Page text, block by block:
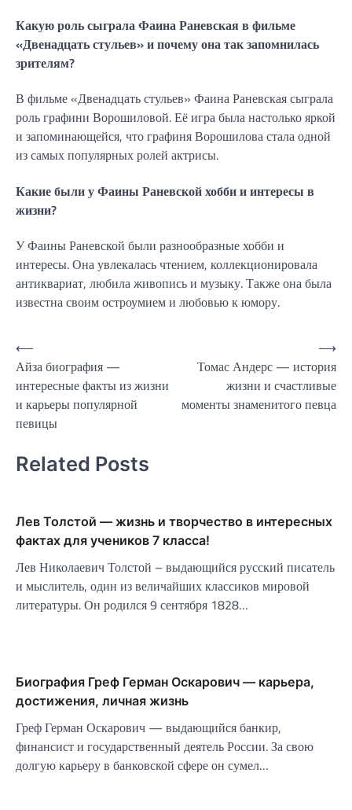
Какую роль сыграла Фаина Раневская в фильме
«Двенадцать стульев» и почему она так запомнилась
зрителям?
В фильме «Двенадцать стульев» Фаина Раневская сыграла
роль графини Ворошиловой. Её игра была настолько яркой
и запоминающейся, что графиня Ворошилова стала одной
из самых популярных ролей актрисы.
Какие были у Фаины Раневской хобби и интересы в
жизни?
У Фаины Раневской были разнообразные хобби и
интересы. Она увлекалась чтением, коллекционировала
антиквариат, любила живопись и музыку. Также она была
известна своим остроумием и любовью к юмору.
Навигация
по
записям
⟵
Айза биография —
интересные факты из жизни
и карьеры популярной
певицы
Томас Андерс — история
жизни и счастливые
моменты знаменитого певца
⟶
Related Posts
Лев Толстой — жизнь и творчество в интересных
фактах для учеников 7 класса!
Лев Николаевич Толстой – выдающийся русский писатель
и мыслитель, один из величайших классиков мировой
литературы. Он родился 9 сентября 1828…
Биография Греф Герман Оскарович — карьера,
достижения, личная жизнь
Греф Герман Оскарович — выдающийся банкир,
финансист и государственный деятель России. За свою
долгую карьеру в банковской сфере он сумел…